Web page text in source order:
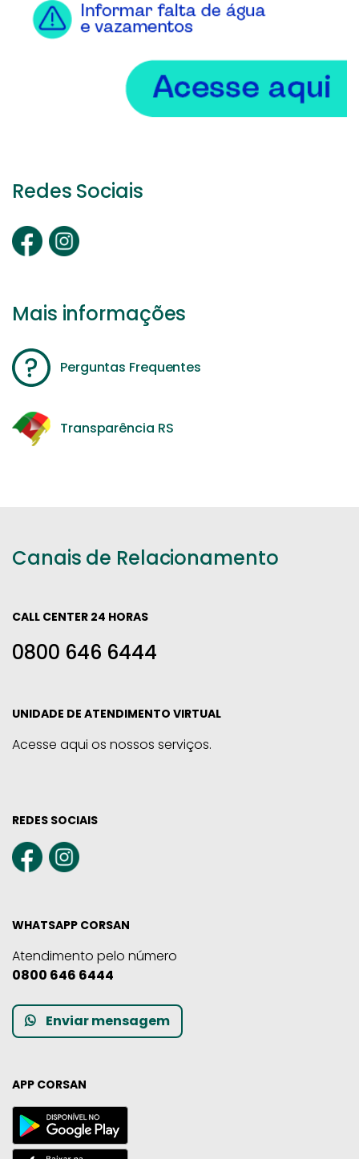
Redes Sociais
Mais informações
Perguntas Frequentes
Transparência RS
Canais de Relacionamento
CALL CENTER 24 HORAS
0800 646 6444
UNIDADE DE ATENDIMENTO VIRTUAL
Acesse aqui os nossos serviços.
REDES SOCIAIS
WHATSAPP CORSAN
Atendimento pelo número
0800 646 6444
Enviar mensagem
APP CORSAN